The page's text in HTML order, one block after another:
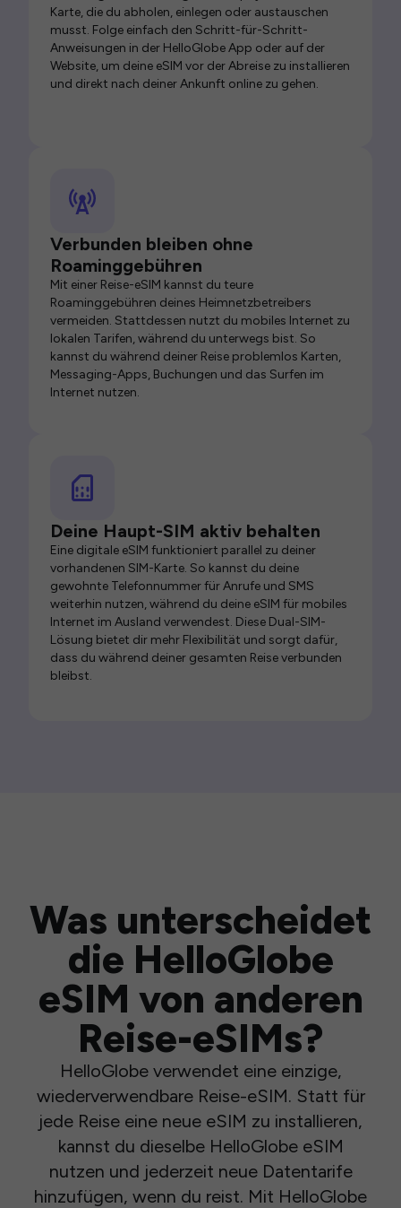
Karte, die du abholen, einlegen oder austauschen
musst. Folge einfach den Schritt-für-Schritt-
Anweisungen in der HelloGlobe App oder auf der
Website, um deine eSIM vor der Abreise zu installieren
und direkt nach deiner Ankunft online zu gehen.
Verbunden bleiben ohne
Roaminggebühren
Mit einer Reise-eSIM kannst du teure
Roaminggebühren deines Heimnetzbetreibers
vermeiden. Stattdessen nutzt du mobiles Internet zu
lokalen Tarifen, während du unterwegs bist. So
kannst du während deiner Reise problemlos Karten,
Messaging-Apps, Buchungen und das Surfen im
Internet nutzen.
Deine Haupt-SIM aktiv behalten
Eine digitale eSIM funktioniert parallel zu deiner
vorhandenen SIM-Karte. So kannst du deine
gewohnte Telefonnummer für Anrufe und SMS
weiterhin nutzen, während du deine eSIM für mobiles
Internet im Ausland verwendest. Diese Dual-SIM-
Lösung bietet dir mehr Flexibilität und sorgt dafür,
dass du während deiner gesamten Reise verbunden
bleibst.
Was unterscheidet
die HelloGlobe
eSIM von anderen
Reise-eSIMs?
HelloGlobe verwendet eine einzige,
wiederverwendbare Reise-eSIM. Statt für
jede Reise eine neue eSIM zu installieren,
kannst du dieselbe HelloGlobe eSIM
nutzen und jederzeit neue Datentarife
hinzufügen, wenn du reist. Mit HelloGlobe